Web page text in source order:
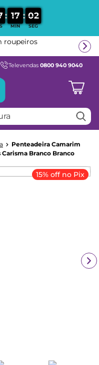
: 17
MIN
: 01
SEG
roupeiros
Televendas 0800 940 9040
Penteadeira Camarim
Carisma Branco Branco
15% off no Pix